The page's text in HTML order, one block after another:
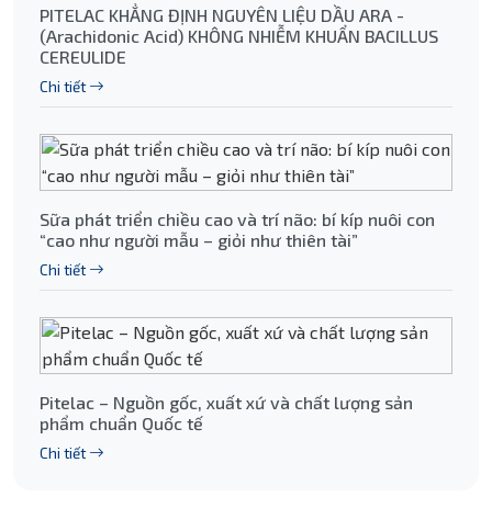
PITELAC KHẲNG ĐỊNH NGUYÊN LIỆU DẦU ARA -
(Arachidonic Acid) KHÔNG NHIỄM KHUẨN BACILLUS
CEREULIDE
Chi tiết
Sữa phát triển chiều cao và trí não: bí kíp nuôi con
“cao như người mẫu – giỏi như thiên tài”
Chi tiết
Pitelac – Nguồn gốc, xuất xứ và chất lượng sản
phẩm chuẩn Quốc tế
Chi tiết